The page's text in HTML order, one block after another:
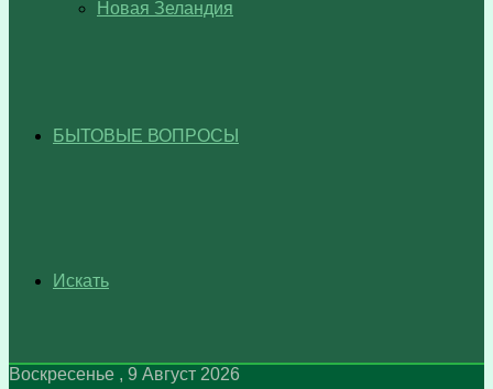
Новая Зеландия
БЫТОВЫЕ ВОПРОСЫ
Искать
Воскресенье , 9 Август 2026